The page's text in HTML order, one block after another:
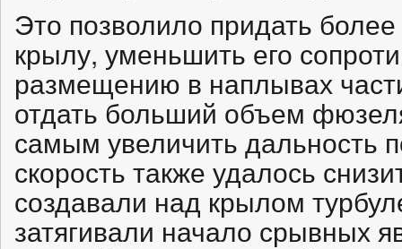
Это позволило придать
крылу, уменьшить его
размещению в наплывах
отдать больший объем
самым увеличить дальность
скорость также удалось
создавали над крылом
затягивали начало срывных